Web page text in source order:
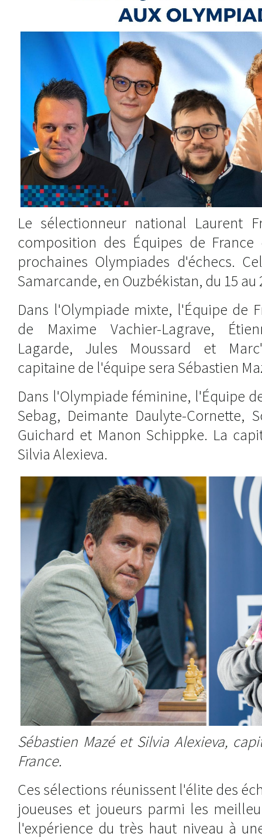
Le sélectionneur national Laurent
composition des Équipes de
prochaines Olympiades d'échecs.
Samarcande, en Ouzbékistan, du 15 au
Dans l'Olympiade mixte, l'Équipe de
de Maxime Vachier-Lagrave,
Lagarde, Jules Moussard et
capitaine de l'équipe sera Sébastien
Dans l'Olympiade féminine, l'Équipe
Sebag, Deimante Daulyte-Cornette,
Guichard et Manon Schippke. La
Silvia Alexieva.
Sébastien Mazé et Silvia Alexieva,
France.
Ces sélections réunissent l'élite des
joueuses et joueurs parmi les
l'expérience du très haut niveau à